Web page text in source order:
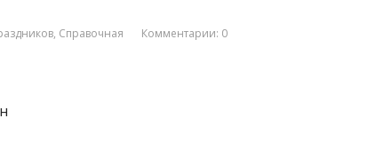
, Справочная Комментарии: 0